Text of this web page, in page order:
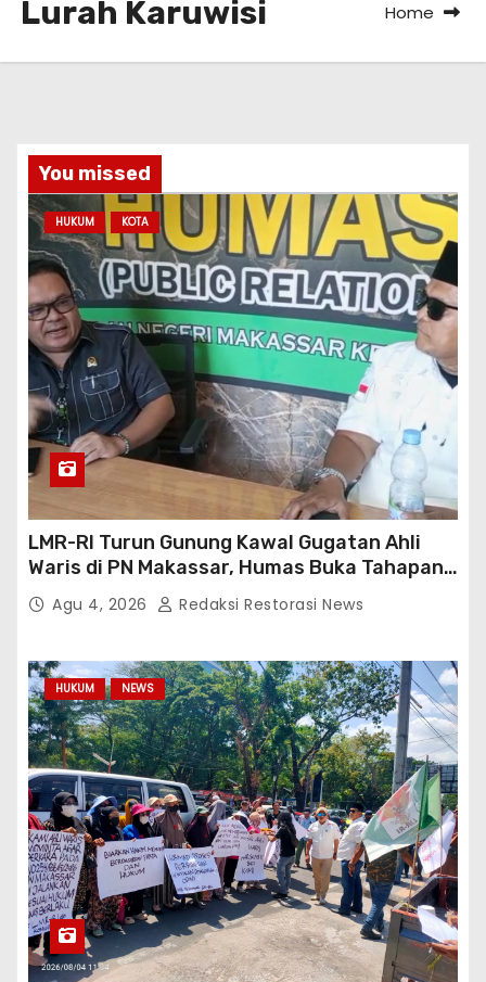
Lurah Karuwisi Home
You missed
HUKUM KOTA
LMR-RI Turun Gunung Kawal Gugatan Ahli
Waris di PN Makassar, Humas Buka Tahapan
Persidangan
Agu 4, 2026 Redaksi Restorasi News
HUKUM NEWS